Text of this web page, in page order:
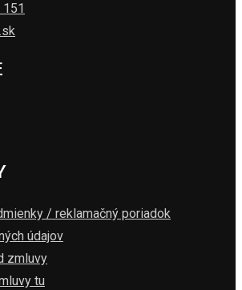
/ reklamačný poriadok
údajov
zmluvy
tu